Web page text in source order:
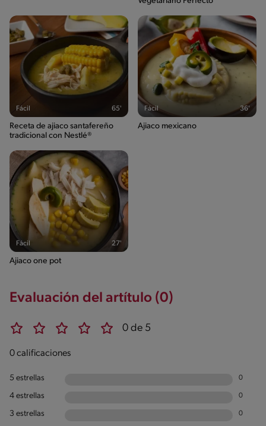
Fácil 65'
Receta de ajiaco santafereño
tradicional con Nestlé®
Fácil 36'
Ajiaco mexicano
Fácil 27'
Ajiaco one pot
Evaluación del artítulo (0)
0 de 5
0 calificaciones
5 estrellas 0
4 estrellas 0
3 estrellas 0